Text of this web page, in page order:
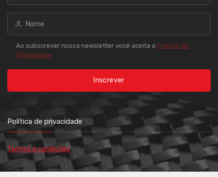
Ao subscrever nossa newsletter você aceita o Política de
Privacidade
Inscrever
Política de privacidade
Termos e condições